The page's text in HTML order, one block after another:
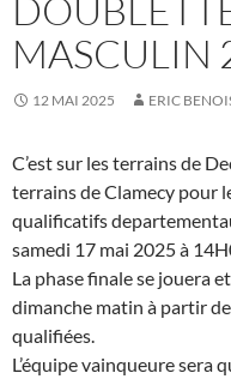
MASCULIN
12 MAI 2025 ERIC
C’est sur les terrains de
terrains de Clamecy pour
qualificatifs
samedi 17 mai 2025 à
La phase finale se jouera
dimanche matin à partir
qualifiées.
L’équipe vainqueure sera